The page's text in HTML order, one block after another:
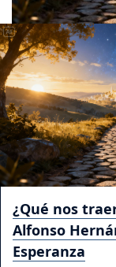
¿Qué nos
Alfonso
Esperanza